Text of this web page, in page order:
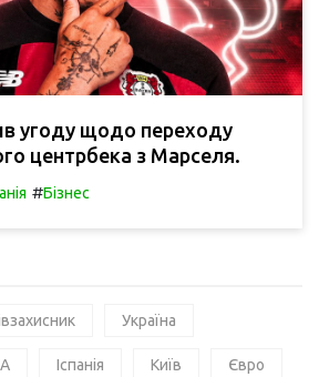
угоду щодо переходу
центрбека з Марселя.
#Бізнес
Україна
Іспанія Київ Євро